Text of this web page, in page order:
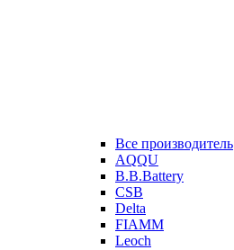
Все производитель
AQQU
B.B.Battery
CSB
Delta
FIAMM
Leoch